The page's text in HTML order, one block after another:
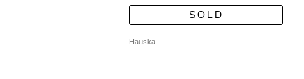
SOLD
Hauska